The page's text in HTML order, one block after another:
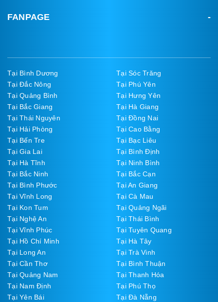
FANPAGE
Tại Bình Dương
Tại Sóc Trăng
Tại Đắc Nông
Tại Phú Yên
Tại Quảng Bình
Tại Hưng Yên
Tại Bắc Giang
Tại Hà Giang
Tại Thái Nguyên
Tại Đồng Nai
Tại Hải Phòng
Tại Cao Bằng
Tại Bến Tre
Tại Bạc Liêu
Tại Gia Lai
Tại Bình Định
Tại Hà Tĩnh
Tại Ninh Bình
Tại Bắc Ninh
Tại Bắc Cạn
Tại Bình Phước
Tại An Giang
Tại Vĩnh Long
Tại Cà Mau
Tại Kon Tum
Tại Quảng Ngãi
Tại Nghệ An
Tại Thái Bình
Tại Vĩnh Phúc
Tại Tuyên Quang
Tại Hồ Chí Minh
Tại Hà Tây
Tại Long An
Tại Trà Vinh
Tại Cần Thơ
Tại Bình Thuận
Tại Quảng Nam
Tại Thanh Hóa
Tại Nam Định
Tại Phú Thọ
Tại Yên Bái
Tại Đà Nẵng